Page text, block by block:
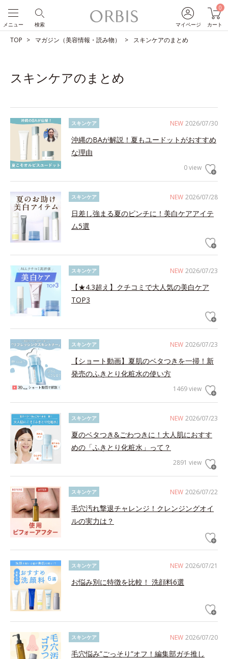
マイページ
0
カート
検索
メニュー
TOP マガジン（美容情報・読み物） スキンケアのまとめ
スキンケアのまとめ
NEW 2026/07/30
スキンケア
沖縄のBAが解説！夏もユードットがおすすめ
な理由
0 view
NEW 2026/07/28
スキンケア
日差し強まる夏のピンチに！美白ケアアイテ
ム5選
NEW 2026/07/23
スキンケア
【★4.3超え】クチコミで大人気の美白ケア
TOP3
NEW 2026/07/23
スキンケア
【ショート動画】夏肌のベタつきを一掃！新
発売のふきとり化粧水の使い方
1469 view
NEW 2026/07/23
スキンケア
夏のベタつき&ごわつきに！大人肌におすす
めの「ふきとり化粧水」って？
2891 view
NEW 2026/07/22
スキンケア
毛穴汚れ撃退チャレンジ！クレンジングオイ
ルの実力は？
NEW 2026/07/21
スキンケア
お悩み別に特徴を比較！ 洗顔料6選
NEW 2026/07/20
スキンケア
毛穴悩み”ごっそり”オフ！編集部ガチ推し